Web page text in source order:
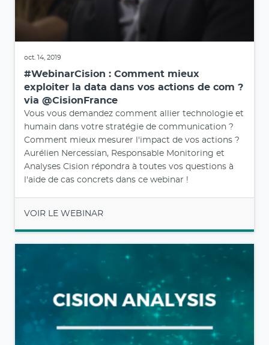
oct. 14, 2019
#WebinarCision : Comment mieux
exploiter la data dans vos actions de com ?
via @CisionFrance
Vous vous demandez comment allier technologie et
humain dans votre stratégie de communication ?
Comment mieux mesurer l'impact de vos actions ?
Aurélien Nercessian, Responsable Monitoring et
Analyses Cision répondra à toutes vos questions à
l'aide de cas concrets dans ce webinar !
VOIR LE WEBINAR